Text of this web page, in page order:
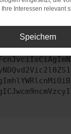
versucht hast,
Ihre Interessen relevant
Speichern